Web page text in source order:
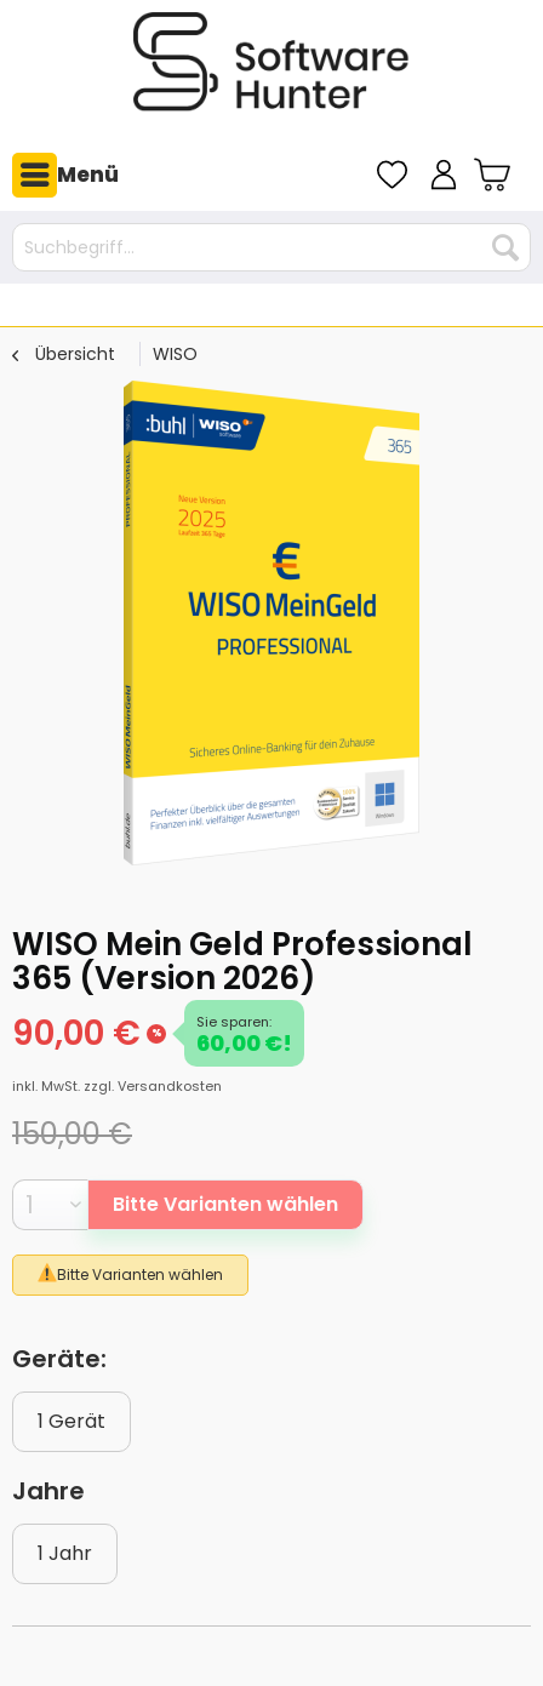
Menü
Übersicht WISO
WISO Mein Geld Professional
365 (Version 2026)
90,00 € %
Sie sparen:
60,00 €!
inkl. MwSt. zzgl. Versandkosten
150,00 €
Bitte Varianten wählen
Bitte Varianten wählen
Geräte:
1 Gerät
Jahre
1 Jahr